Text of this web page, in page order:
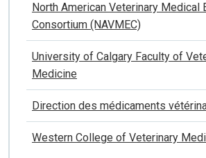
North American Veterinary Medical
Consortium (NAVMEC)
University of Calgary Faculty of
Medicine
Direction des médicaments
Western College of Veterinary